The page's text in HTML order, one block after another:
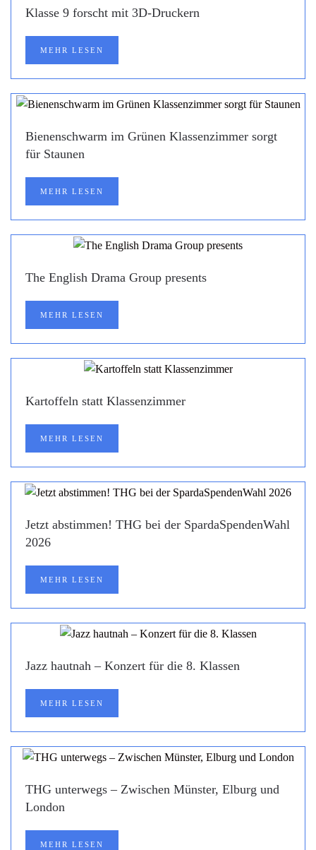
Klasse 9 forscht mit 3D-Druckern
MEHR LESEN
Bienenschwarm im Grünen Klassenzimmer sorgt
für Staunen
MEHR LESEN
The English Drama Group presents
MEHR LESEN
Kartoffeln statt Klassenzimmer
MEHR LESEN
Jetzt abstimmen! THG bei der SpardaSpendenWahl
2026
MEHR LESEN
Jazz hautnah – Konzert für die 8. Klassen
MEHR LESEN
THG unterwegs – Zwischen Münster, Elburg und
London
MEHR LESEN